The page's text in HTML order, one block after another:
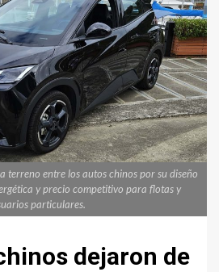
terreno entre los autos chinos por su diseño
y precio competitivo para flotas y
particulares.
dejaron de